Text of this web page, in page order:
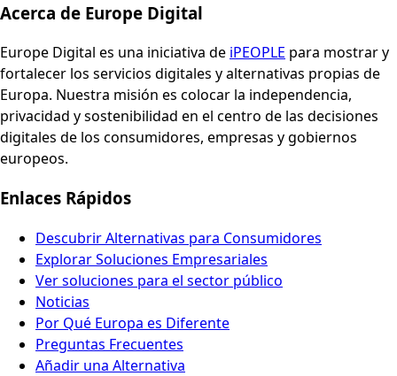
Acerca de Europe Digital
Europe Digital es una iniciativa de iPEOPLE para mostrar y
fortalecer los servicios digitales y alternativas propias de
Europa. Nuestra misión es colocar la independencia,
privacidad y sostenibilidad en el centro de las decisiones
digitales de los consumidores, empresas y gobiernos
europeos.
Enlaces Rápidos
Descubrir Alternativas para Consumidores
Explorar Soluciones Empresariales
Ver soluciones para el sector público
Noticias
Por Qué Europa es Diferente
Preguntas Frecuentes
Añadir una Alternativa